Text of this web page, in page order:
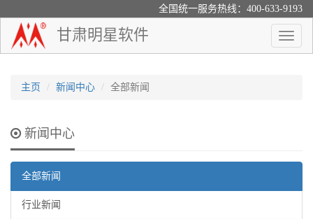
全国统一服务热线：400-633-9193
Toggle
甘肃明星软件
主页 新闻中心 全部新闻
新闻中心
全部新闻
行业新闻